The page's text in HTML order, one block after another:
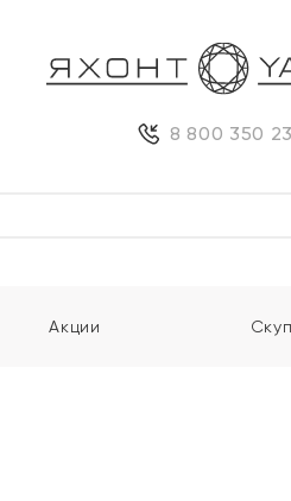
8 800 350
Акции